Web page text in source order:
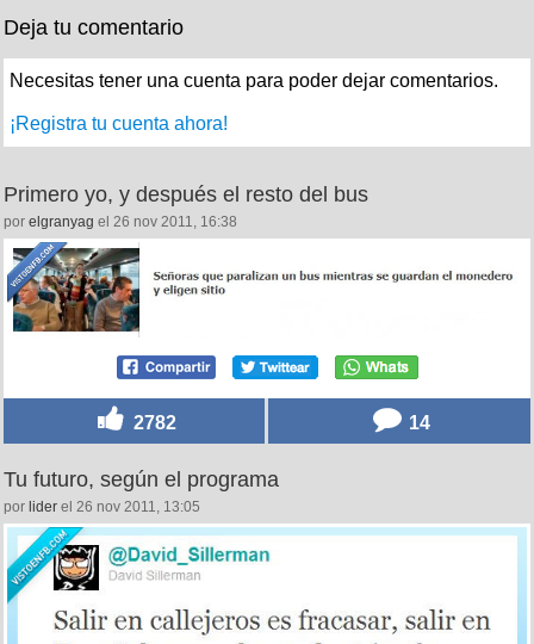
Deja tu comentario
Necesitas tener una cuenta para poder dejar comentarios.
¡Registra tu cuenta ahora!
Primero yo, y después el resto del bus
por elgranyag el 26 nov 2011, 16:38
2782 14
Tu futuro, según el programa
por lider el 26 nov 2011, 13:05